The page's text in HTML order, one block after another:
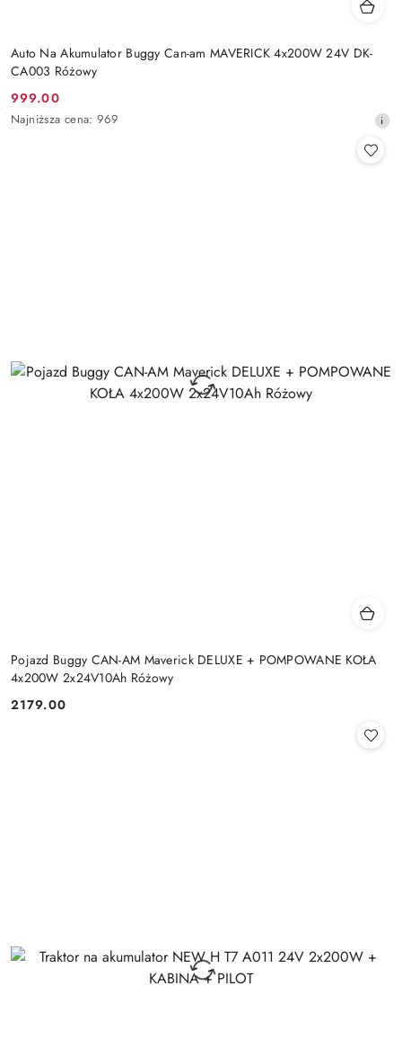
Auto Na Akumulator Buggy Can-am MAVERICK 4x200W 24V DK-
CA003 Różowy
Cena
promocyjna:
999.00
Najniższa
Najniższa cena: 969
Pojazd Buggy CAN-AM Maverick DELUXE + POMPOWANE KOŁA
4x200W 2x24V10Ah Różowy
Cena:
2179.00